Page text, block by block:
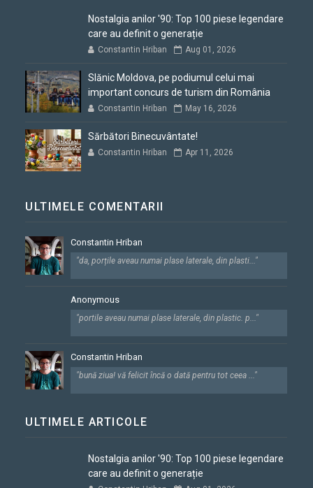
Nostalgia anilor '90: Top 100 piese legendare
care au definit o generație
Constantin Hriban Aug 01, 2026
Slănic Moldova, pe podiumul celui mai
important concurs de turism din România
Constantin Hriban May 16, 2026
Sărbători Binecuvântate!
Constantin Hriban Apr 11, 2026
ULTIMELE COMENTARII
Constantin Hriban
"da, porțile aveau numai plase laterale, din plasti..."
Anonymous
"portile aveau numai plase laterale, din plastic. p..."
Constantin Hriban
"bună ziua! vă felicit încă o dată pentru tot ceea ..."
ULTIMELE ARTICOLE
Nostalgia anilor '90: Top 100 piese legendare
care au definit o generație